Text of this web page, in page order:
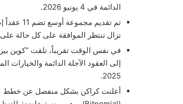
الدائمة في 4 يونيو 2026.
تم
تزال تنتظر الموافقة على كل حالة
في نفس الوقت تقريباً، تلقت “كوين
إلى العقود الآجلة الدائمة
2025.
أعلنت كراكن بشكل منفصل عن خطط